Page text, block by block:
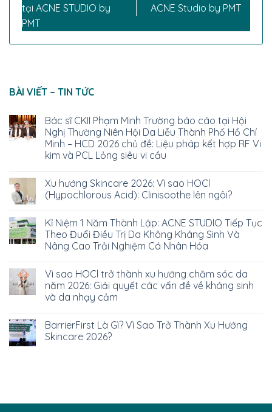
tại ACNE STUDIO by
PMT
ACNE Studio by PMT
BÀI VIẾT – TIN TỨC
Bác sĩ CKII Phạm Minh Trường báo cáo tại Hội
Nghị Thường Niên Hội Da Liễu Thành Phố Hồ Chí
Minh – HCD 2026 chủ đề: Liệu pháp kết hợp RF Vi
kim và PCL Lỏng siêu vi cầu
Xu hướng Skincare 2026: Vì sao HOCl
(Hypochlorous Acid): Clinisoothe lên ngôi?
Kỉ Niệm 1 Năm Thành Lập: ACNE STUDIO Tiếp Tục
Theo Đuổi Điều Trị Da Không Kháng Sinh Và
Nâng Cao Trải Nghiệm Cá Nhân Hóa
Vì sao HOCl trở thành xu hướng chăm sóc da
năm 2026: Giải quyết các vấn đề về kháng sinh
và da nhạy cảm
BarrierFirst Là Gì? Vì Sao Trở Thành Xu Hướng
Skincare 2026?